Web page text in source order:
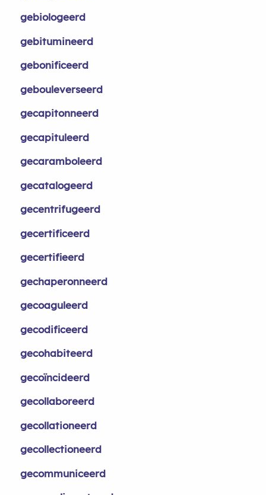
gebiologeerd
gebitumineerd
gebonificeerd
gebouleverseerd
gecapitonneerd
gecapituleerd
gecaramboleerd
gecatalogeerd
gecentrifugeerd
gecertificeerd
gecertifieerd
gechaperonneerd
gecoaguleerd
gecodificeerd
gecohabiteerd
gecoïncideerd
gecollaboreerd
gecollationeerd
gecollectioneerd
gecommuniceerd